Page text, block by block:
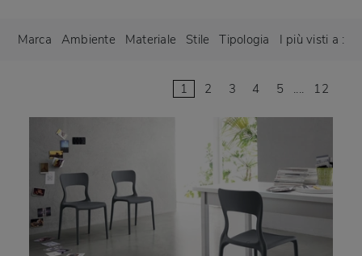
Marca Ambiente Materiale Stile Tipologia I più visti a :
1 2 3 4 5 .... 12